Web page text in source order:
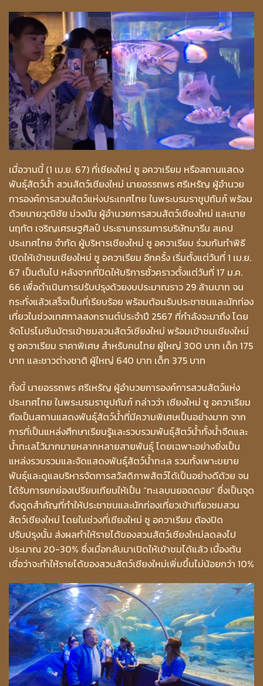
เมื่อวานนี้ (1 เม.ย. 67) ที่เชียงใหม่ ซู อควาเรียม หรือสถานแสดง
พันธุ์สัตว์น้ำ สวนสัตว์เชียงใหม่ นายอรรถพร ศรีเหรัญ ผู้อำนวย
การองค์การสวนสัตว์แห่งประเทศไทย ในพระบรมราชูปถัมภ์ พร้อม
ด้วยนายวุฒิชัย ม่วงมัน ผู้อำนวยการสวนสัตว์เชียงใหม่ และนาย
นฤทัต เจริญเศรษฐศิลป์ ประธานกรรมการบริษัทมารีน สเคป
ประเทศไทย จำกัด ผู้บริหารเชียงใหม่ ซู อควาเรียม ร่วมกันทำพิธี
เปิดให้เข้าชมเชียงใหม่ ซู อควาเรียม อีกครั้ง เริ่มตั้งแต่วันที่ 1 เม.ย.
67 เป็นต้นไป หลังจากที่ปิดให้บริการชั่วคราวตั้งแต่วันที่ 17 ม.ค.
66 เพื่อดำเนินการปรับปรุงด้วยงบประมาณราว 29 ล้านบาท จน
กระทั่งแล้วเสร็จเป็นที่เรียบร้อย พร้อมต้อนรับประชาชนและนักท่อง
เที่ยวในช่วงเทศกาลสงกรานต์ประจำปี 2567 ที่กำลังจะมาถึง โดย
จัดโปรโมชันบัตรเข้าชมสวนสัตว์เชียงใหม่ พร้อมเข้าชมเชียงใหม่
ซู อควาเรียม ราคาพิเศษ สำหรับคนไทย ผู้ใหญ่ 300 บาท เด็ก 175
บาท และชาวต่างชาติ ผู้ใหญ่ 640 บาท เด็ก 375 บาท
ทั้งนี้ นายอรรถพร ศรีเหรัญ ผู้อำนวยการองค์การสวนสัตว์แห่ง
ประเทศไทย ในพระบรมราชูปถัมภ์ กล่าวว่า เชียงใหม่ ซู อควาเรียม
ถือเป็นสถานแสดงพันธุ์สัตว์น้ำที่มีความพิเศษเป็นอย่างมาก จาก
การที่เป็นแหล่งศึกษาเรียนรู้และรวบรวมพันธุ์สัตว์น้ำทั้งน้ำจืดและ
น้ำทะเลไว้มากมายหลากหลายสายพันธุ์ โดยเฉพาะอย่างยิ่งเป็น
แหล่งรวบรวมและจัดแสดงพันธุ์สัตว์น้ำทะเล รวมทั้งเพาะขยาย
พันธุ์และดูแลบริหารจัดการสวัสดิภาพสัตว์ได้เป็นอย่างดีด้วย จน
ได้รับการยกย่องเปรียบเทียบให้เป็น “ทะเลบนยอดดอย” ซึ่งเป็นจุด
ดึงดูดสำคัญที่ทำให้ประชาชนและนักท่องเที่ยวเข้าเที่ยวชมสวน
สัตว์เชียงใหม่ โดยในช่วงที่เชียงใหม่ ซู อควาเรียม ต้องปิด
ปรับปรุงนั้น ส่งผลทำให้รายได้ของสวนสัตว์เชียงใหม่ลดลงไป
ประมาณ 20-30% ซึ่งเมื่อกลับมาเปิดให้เข้าชมได้แล้ว เบื้องต้น
เชื่อว่าจะทำให้รายได้ของสวนสัตว์เชียงใหม่เพิ่มขึ้นไม่น้อยกว่า 10%